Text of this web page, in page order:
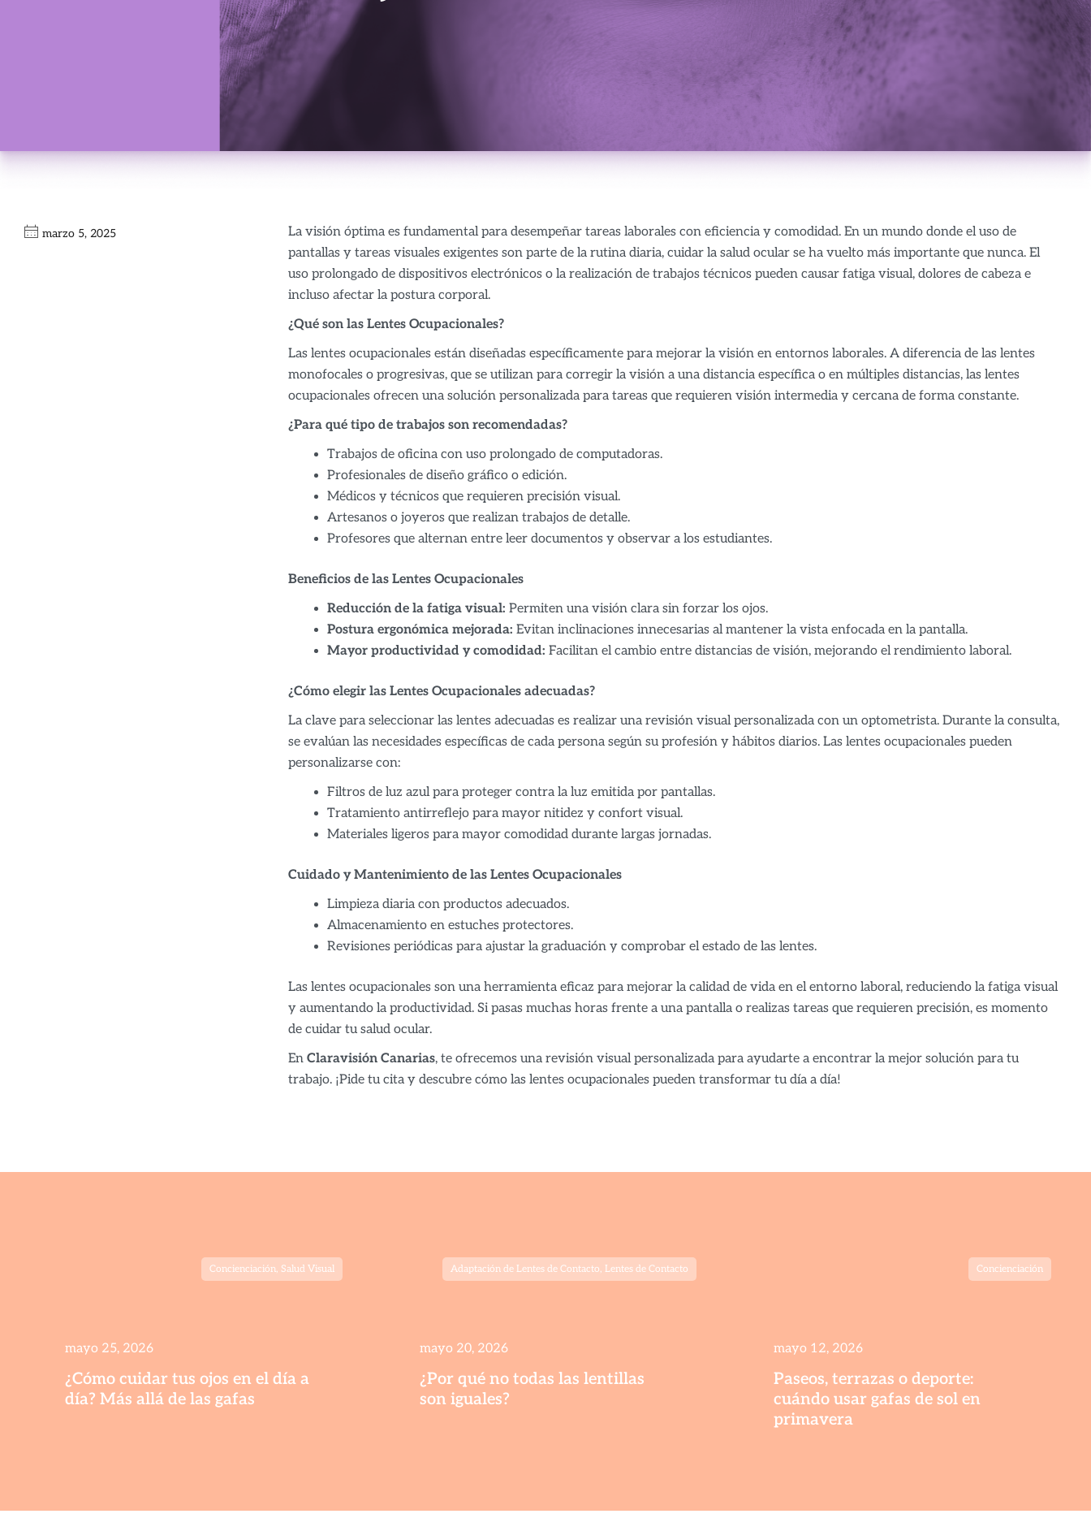
marzo 5, 2025
La visión óptima es fundamental para desempeñar tareas laborales con eficiencia y comodidad. En un mundo donde el uso de
pantallas y tareas visuales exigentes son parte de la rutina diaria, cuidar la salud ocular se ha vuelto más importante que nunca. El
uso prolongado de dispositivos electrónicos o la realización de trabajos técnicos pueden causar fatiga visual, dolores de cabeza e
incluso afectar la postura corporal.
¿Qué son las Lentes Ocupacionales?
Las lentes ocupacionales están diseñadas específicamente para mejorar la visión en entornos laborales. A diferencia de las lentes
monofocales o progresivas, que se utilizan para corregir la visión a una distancia específica o en múltiples distancias, las lentes
ocupacionales ofrecen una solución personalizada para tareas que requieren visión intermedia y cercana de forma constante.
¿Para qué tipo de trabajos son recomendadas?
Trabajos de oficina con uso prolongado de computadoras.
Profesionales de diseño gráfico o edición.
Médicos y técnicos que requieren precisión visual.
Artesanos o joyeros que realizan trabajos de detalle.
Profesores que alternan entre leer documentos y observar a los estudiantes.
Beneficios de las Lentes Ocupacionales
Reducción de la fatiga visual: Permiten una visión clara sin forzar los ojos.
Postura ergonómica mejorada: Evitan inclinaciones innecesarias al mantener la vista enfocada en la pantalla.
Mayor productividad y comodidad: Facilitan el cambio entre distancias de visión, mejorando el rendimiento laboral.
¿Cómo elegir las Lentes Ocupacionales adecuadas?
La clave para seleccionar las lentes adecuadas es realizar una revisión visual personalizada con un optometrista. Durante la consulta,
se evalúan las necesidades específicas de cada persona según su profesión y hábitos diarios. Las lentes ocupacionales pueden
personalizarse con:
Filtros de luz azul para proteger contra la luz emitida por pantallas.
Tratamiento antirreflejo para mayor nitidez y confort visual.
Materiales ligeros para mayor comodidad durante largas jornadas.
Cuidado y Mantenimiento de las Lentes Ocupacionales
Limpieza diaria con productos adecuados.
Almacenamiento en estuches protectores.
Revisiones periódicas para ajustar la graduación y comprobar el estado de las lentes.
Las lentes ocupacionales son una herramienta eficaz para mejorar la calidad de vida en el entorno laboral, reduciendo la fatiga visual
y aumentando la productividad. Si pasas muchas horas frente a una pantalla o realizas tareas que requieren precisión, es momento
de cuidar tu salud ocular.
En Claravisión Canarias, te ofrecemos una revisión visual personalizada para ayudarte a encontrar la mejor solución para tu
trabajo. ¡Pide tu cita y descubre cómo las lentes ocupacionales pueden transformar tu día a día!
mayo 25, 2026
Concienciación, Salud Visual
¿Cómo cuidar tus ojos en el día a
día? Más allá de las gafas
mayo 20, 2026
Adaptación de Lentes de Contacto,Lentes de Contacto
¿Por qué no todas las lentillas
son iguales?
mayo 12, 2026
Concienciación
Paseos, terrazas o deporte:
cuándo usar gafas de sol en
primavera